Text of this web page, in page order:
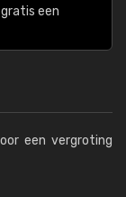
een
een vergroting